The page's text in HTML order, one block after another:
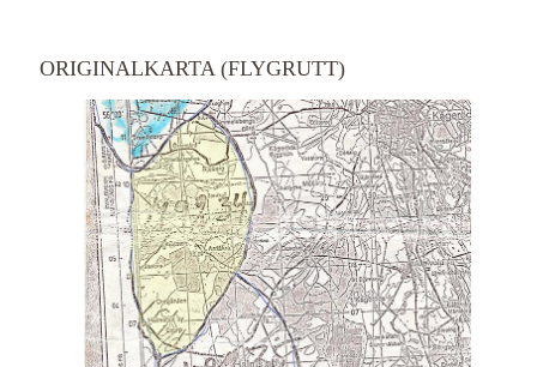
ORIGINALKARTA (FLYGRUTT)